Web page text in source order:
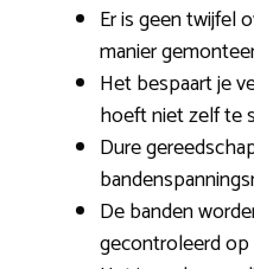
Er is geen twijfel
manier
Het bespaart je
hoeft niet zelf te
Dure
De banden
gecontroleerd